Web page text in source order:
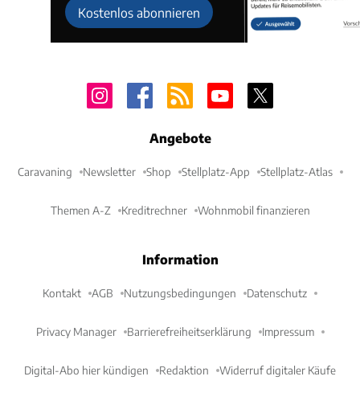
Kostenlos abonnieren
Angebote
Caravaning Newsletter Shop Stellplatz-App Stellplatz-Atlas
Themen A-Z Kreditrechner Wohnmobil finanzieren
Information
Kontakt AGB Nutzungsbedingungen Datenschutz
Privacy Manager Barrierefreiheitserklärung Impressum
Digital-Abo hier kündigen Redaktion Widerruf digitaler Käufe